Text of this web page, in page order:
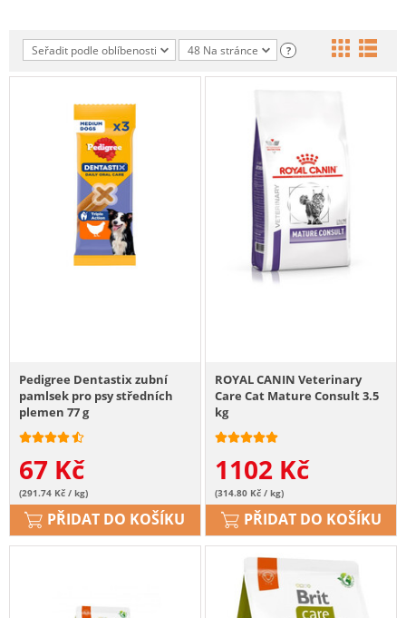
Seřadit podle oblíbenosti 48 Na stránce ?
Pedigree Dentastix zubní
pamlsek pro psy středních
plemen 77 g
67 Kč
(291.74 Kč / kg)
PŘIDAT DO KOŠÍKU
ROYAL CANIN Veterinary
Care Cat Mature Consult 3.5
kg
1102 Kč
(314.80 Kč / kg)
PŘIDAT DO KOŠÍKU